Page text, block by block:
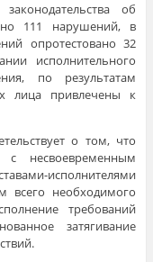
об
111 нарушений, в
опротестовано 32
исполнительного
по результатам
лица привлечены к
о том, что
несвоевременным
исполнителями
всего необходимого
требований
затягивание